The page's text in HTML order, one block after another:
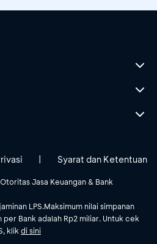
Jasa Keuangan & Bank
LPS.Maksimum nilai simpanan
Bank adalah Rp2 miliar. Untuk cek
klik di sini
| Syarat dan Ketentuan